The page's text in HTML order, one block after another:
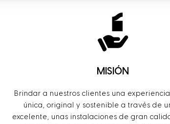
MISIÓN
Brindar a nuestros clientes una
única, original y sostenible a través de
excelente, unas instalaciones de gran